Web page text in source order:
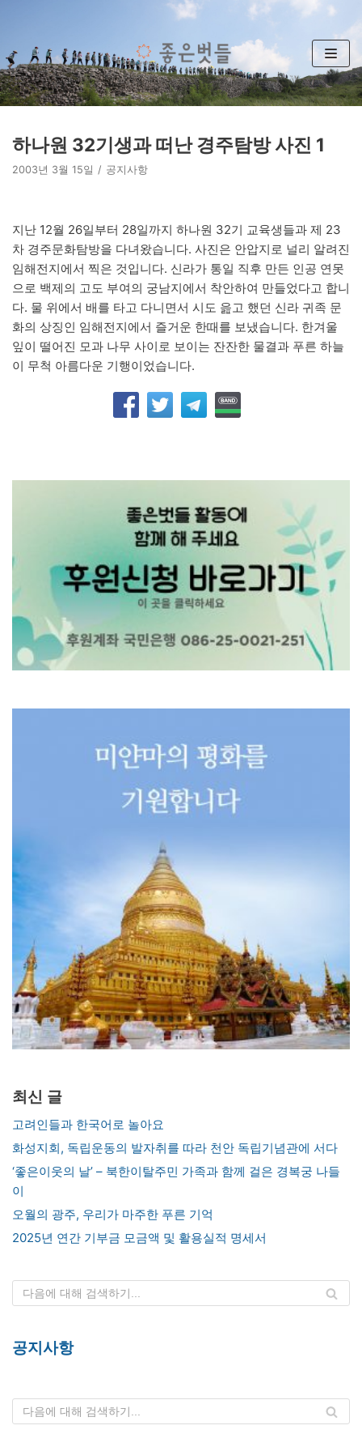
츠
로
건
뛰
기
하나원 32기생과 떠난 경주탐방 사진 1
2003년 3월 15일 공지사항
지난 12월 26일부터 28일까지 하나원 32기 교육생들과 제 23
차 경주문화탐방을 다녀왔습니다. 사진은 안압지로 널리 알려진
임해전지에서 찍은 것입니다. 신라가 통일 직후 만든 인공 연못
으로 백제의 고도 부여의 궁남지에서 착안하여 만들었다고 합니
다. 물 위에서 배를 타고 다니면서 시도 읊고 했던 신라 귀족 문
화의 상징인 임해전지에서 즐거운 한때를 보냈습니다. 한겨울
잎이 떨어진 모과 나무 사이로 보이는 잔잔한 물결과 푸른 하늘
이 무척 아름다운 기행이었습니다.
최신 글
고려인들과 한국어로 놀아요
화성지회, 독립운동의 발자취를 따라 천안 독립기념관에 서다
‘좋은이웃의 날’ – 북한이탈주민 가족과 함께 걸은 경복궁 나들
이
오월의 광주, 우리가 마주한 푸른 기억
2025년 연간 기부금 모금액 및 활용실적 명세서
공지사항